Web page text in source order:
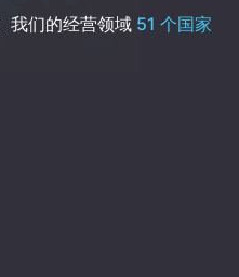
我们的经营领域 51 个国家